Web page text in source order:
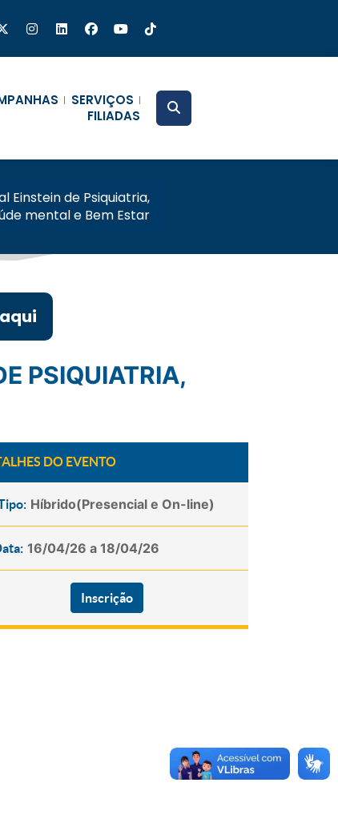
SERVIÇOS
FILIADAS
Einstein de Psiquiatria,
mental e Bem Estar
DO EVENTO
Híbrido(Presencial e On-line)
16/04/26 a 18/04/26
Inscrição